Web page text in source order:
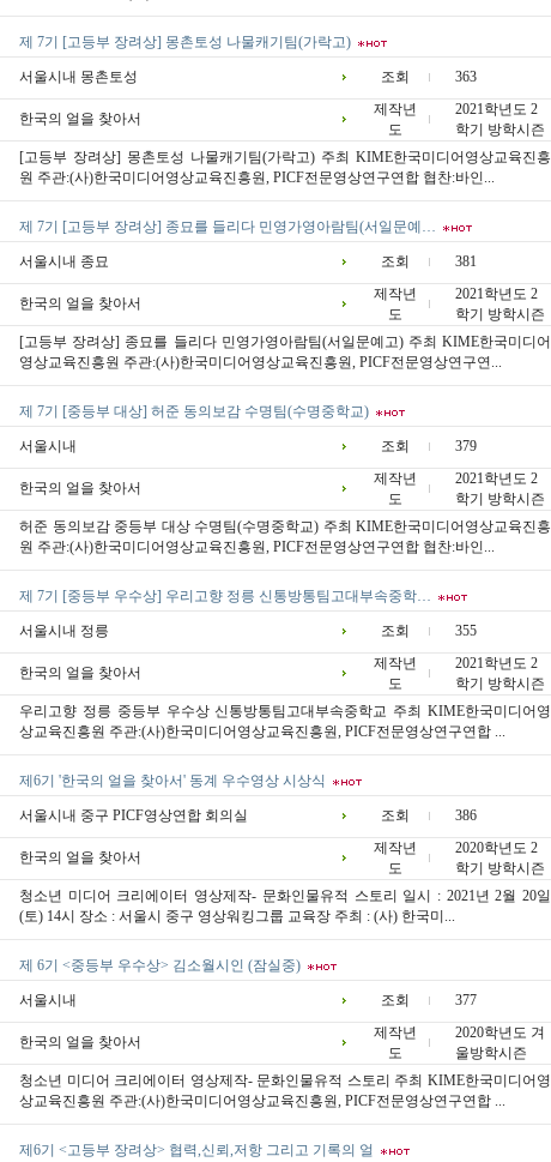
제 7기 [고등부 장려상] 몽촌토성 나물캐기팀(가락고)
서울시내 몽촌토성 조회 363
한국의 얼을 찾아서
제작년
도
2021학년도 2
학기 방학시즌
[고등부 장려상] 몽촌토성 나물캐기팀(가락고) 주최 KIME한국미디어영상교육진흥
원 주관:(사)한국미디어영상교육진흥원, PICF전문영상연구연합 협찬:바인...
제 7기 [고등부 장려상] 종묘를 들리다 민영가영아람팀(서일문예…
서울시내 종묘 조회 381
한국의 얼을 찾아서
제작년
도
2021학년도 2
학기 방학시즌
[고등부 장려상] 종묘를 들리다 민영가영아람팀(서일문예고) 주최 KIME한국미디어
영상교육진흥원 주관:(사)한국미디어영상교육진흥원, PICF전문영상연구연...
제 7기 [중등부 대상] 허준 동의보감 수명팀(수명중학교)
서울시내 조회 379
한국의 얼을 찾아서
제작년
도
2021학년도 2
학기 방학시즌
허준 동의보감 중등부 대상 수명팀(수명중학교) 주최 KIME한국미디어영상교육진흥
원 주관:(사)한국미디어영상교육진흥원, PICF전문영상연구연합 협찬:바인...
제 7기 [중등부 우수상] 우리고향 정릉 신통방통팀고대부속중학…
서울시내 정릉 조회 355
한국의 얼을 찾아서
제작년
도
2021학년도 2
학기 방학시즌
우리고향 정릉 중등부 우수상 신통방통팀고대부속중학교 주최 KIME한국미디어영
상교육진흥원 주관:(사)한국미디어영상교육진흥원, PICF전문영상연구연합 ...
제6기 '한국의 얼을 찾아서' 동계 우수영상 시상식
서울시내 중구 PICF영상연합 회의실 조회 386
한국의 얼을 찾아서
제작년
도
2020학년도 2
학기 방학시즌
청소년 미디어 크리에이터 영상제작- 문화인물유적 스토리 일시 : 2021년 2월 20일
(토) 14시 장소 : 서울시 중구 영상워킹그룹 교육장 주최 : (사) 한국미...
제 6기 <중등부 우수상> 김소월시인 (잠실중)
서울시내 조회 377
한국의 얼을 찾아서
제작년
도
2020학년도 겨
울방학시즌
청소년 미디어 크리에이터 영상제작- 문화인물유적 스토리 주최 KIME한국미디어영
상교육진흥원 주관:(사)한국미디어영상교육진흥원, PICF전문영상연구연합 ...
제6기 <고등부 장려상> 협력,신뢰,저항 그리고 기록의 얼